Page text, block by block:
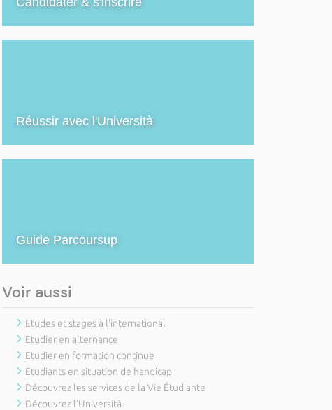
Réussir avec l'Università
Guide Parcoursup
Voir aussi
Etudes et stages à l'international
Etudier en alternance
Etudier en formation continue
Etudiants en situation de handicap
Découvrez les services de la Vie Étudiante
Découvrez l'Università